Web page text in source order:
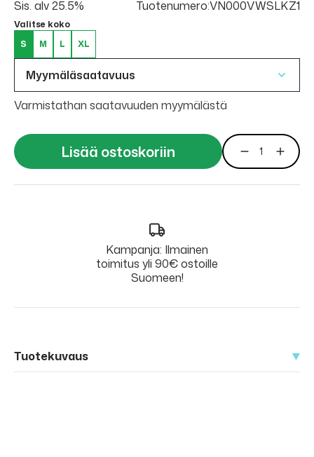
Sis. alv 25.5% Tuotenumero:VN000VWSLKZ1
Valitse koko
S
M L XL
Myymäläsaatavuus
Varmistathan saatavuuden myymälästä
Lisää ostoskoriin
Kampanja: Ilmainen
toimitus yli 90€ ostoille
Suomeen!
Tuotekuvaus